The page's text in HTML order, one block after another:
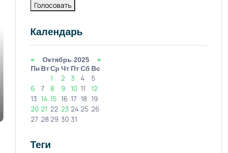
Голосовать
Календарь
« Октябрь 2025 »
Пн ВтСр Чт ПтСб Вс
1 2 3 4
5
6
7 8 9 10 11
12
13 14 15 16 17 18 19
20 21 22 23 24 25 26
27 2829 30 31
Теги